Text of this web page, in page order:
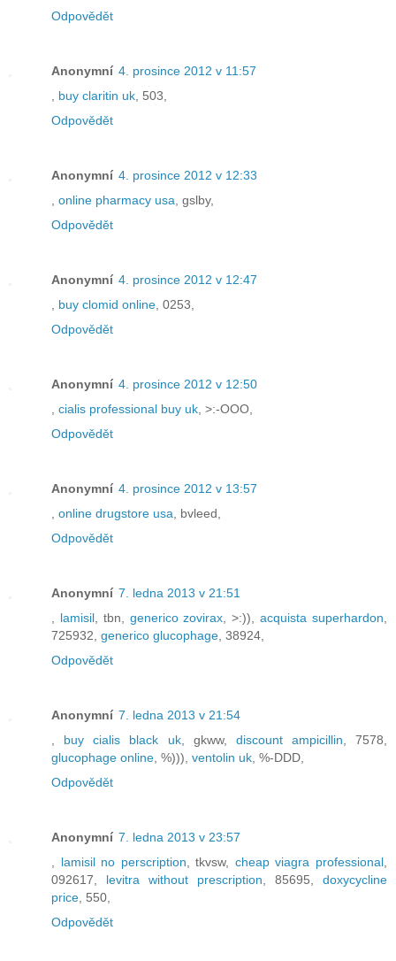
Odpovědět
Anonymní 4. prosince 2012 v 11:57
buy claritin uk , 503,
Odpovědět
Anonymní 4. prosince 2012 v 12:33
online pharmacy usa , gslby,
Odpovědět
Anonymní 4. prosince 2012 v 12:47
buy clomid online , 0253,
Odpovědět
Anonymní 4. prosince 2012 v 12:50
cialis professional buy uk , >:-OOO,
Odpovědět
Anonymní 4. prosince 2012 v 13:57
online drugstore usa , bvleed,
Odpovědět
Anonymní 7. ledna 2013 v 21:51
lamisil, tbn, generico zovirax , >:)),acquista superhardon
725932, generico glucophage , 38924,
Odpovědět
Anonymní 7. ledna 2013 v 21:54
buy cialis black uk, gkww, discount ampicillin , 7578,
glucophage online , %))), ventolin uk , %-DDD,
Odpovědět
Anonymní 7. ledna 2013 v 23:57
lamisil no perscription , tkvsw, cheap viagra professional
092617, levitra without prescription , 85695, doxycycline
price , 550,
Odpovědět